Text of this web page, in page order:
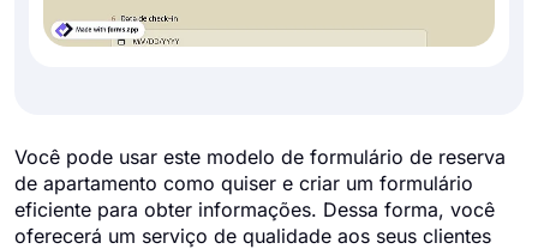
Você pode usar este modelo de formulário de reserva
de apartamento como quiser e criar um formulário
eficiente para obter informações. Dessa forma, você
oferecerá um serviço de qualidade aos seus clientes